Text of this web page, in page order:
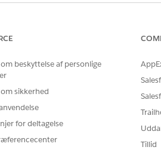
der overskrider det maksimale
20 tegn.
beskyttelse af personlige
sikkerhed
for deltagelse
Tillid